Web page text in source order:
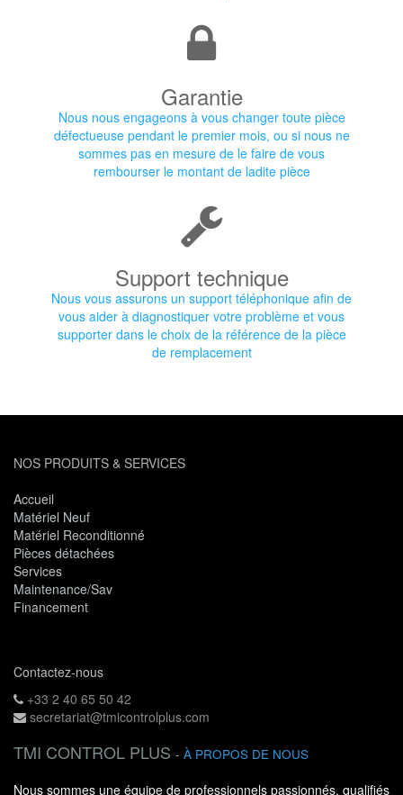
Garantie
Nous nous engageons à vous changer toute pièce
défectueuse pendant le premier mois, ou si nous ne
sommes pas en mesure de le faire de vous
rembourser le montant de ladite pièce
Support technique
Nous vous assurons un support téléphonique afin de
vous aider à diagnostiquer votre problème et vous
supporter dans le choix de la référence de la pièce
de remplacement
NOS PRODUITS & SERVICES
Accueil
Matériel Neuf
Matériel Reconditionné
Pièces détachées
Services
Maintenance/Sav
Financement
Contactez-nous
+33 2 40 65 50 42
secretariat@tmicontrolplus.com
TMI CONTROL PLUS - À PROPOS DE NOUS
Nous sommes une équipe de professionnels passionnés, qualifiés